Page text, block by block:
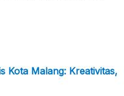
Kota Malang: Kreativitas,